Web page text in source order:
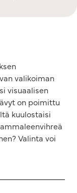
valikoiman
visuaalisen
on poimittu
kuulostaisi
Valinta voi